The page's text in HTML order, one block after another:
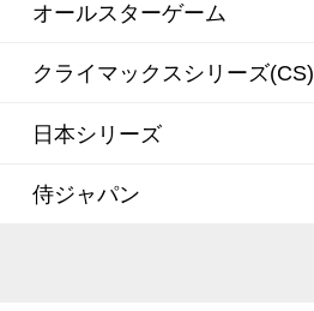
オールスターゲーム
クライマックスシリーズ(CS)
日本シリーズ
侍ジャパン